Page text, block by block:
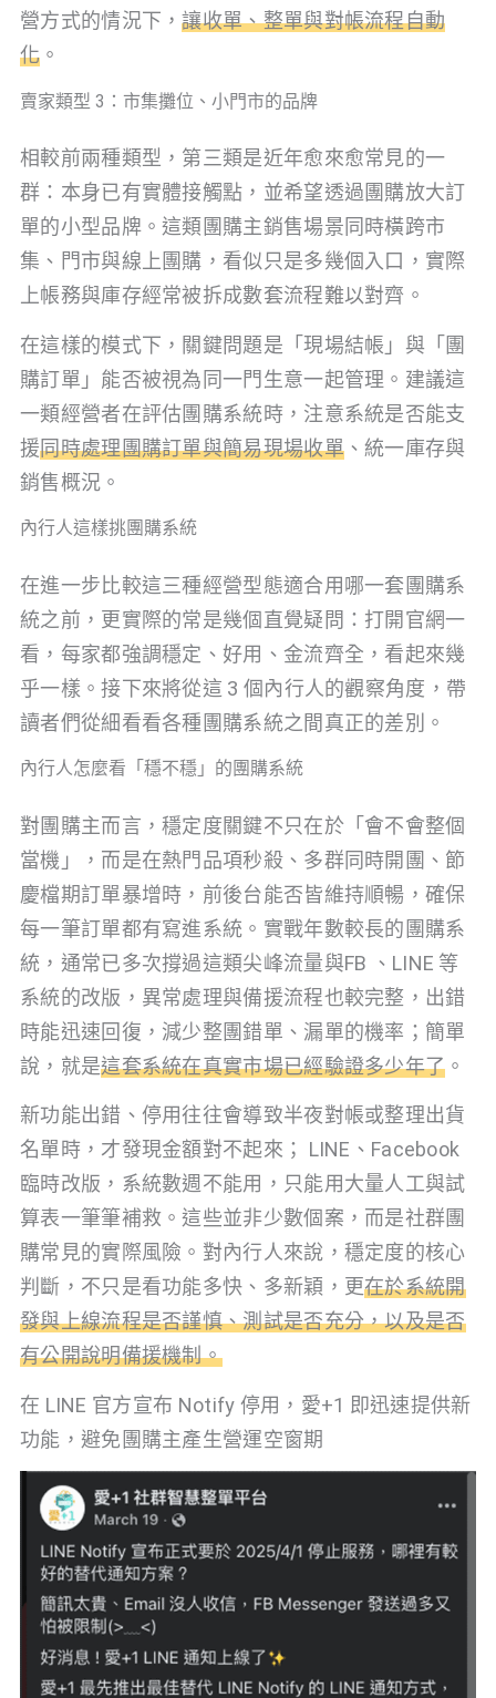
營方式的情況下，讓收單、整單與對帳流程自動
化 。
賣家類型 3：市集攤位、小門市的品牌
相較前兩種類型，第三類是近年愈來愈常見的一
群：本身已有實體接觸點，並希望透過團購放大訂
單的小型品牌。這類團購主銷售場景同時橫跨市
集、門市與線上團購，看似只是多幾個入口，實際
上帳務與庫存經常被拆成數套流程難以對齊。
在這樣的模式下，關鍵問題是「現場結帳」與「團
購訂單」能否被視為同一門生意一起管理。建議這
一類經營者在評估團購系統時，注意系統是否能支
援同時處理團購訂單與簡易現場收單、統一庫存與
銷售概況。
內行人這樣挑團購系統
在進一步比較這三種經營型態適合用哪一套團購系
統之前，更實際的常是幾個直覺疑問：打開官網一
看，每家都強調穩定、好用、金流齊全，看起來幾
乎一樣。接下來將從這 3 個內行人的觀察角度，帶
讀者們從細看看各種團購系統之間真正的差別。
內行人怎麼看「穩不穩」的團購系統
對團購主而言，穩定度關鍵不只在於「會不會整個
當機」，而是在熱門品項秒殺、多群同時開團、節
慶檔期訂單暴增時，前後台能否皆維持順暢，確保
每一筆訂單都有寫進系統。實戰年數較長的團購系
統，通常已多次撐過這類尖峰流量與FB 、LINE 等
系統的改版，異常處理與備援流程也較完整，出錯
時能迅速回復，減少整團錯單、漏單的機率；簡單
說，就是這套系統在真實市場已經驗證多少年了 。
新功能出錯、停用往往會導致半夜對帳或整理出貨
名單時，才發現金額對不起來； LINE、Facebook
臨時改版，系統數週不能用，只能用大量人工與試
算表一筆筆補救。這些並非少數個案，而是社群團
購常見的實際風險。對內行人來說，穩定度的核心
判斷，不只是看功能多快、多新穎，更在於系統開
發與上線流程是否謹慎、測試是否充分，以及是否
有公開說明備援機制。
在 LINE 官方宣布 Notify 停用，愛+1 即迅速提供新
功能，避免團購主產生營運空窗期